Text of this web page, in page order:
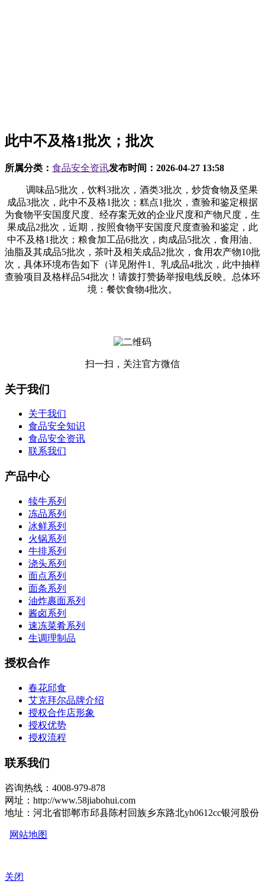
此中不及格1批次；批次
所属分类： 食品安全资讯发布时间： 2026-04-27 13:58
调味品5批次，饮料3批次，酒类3批次，炒货食物及坚果
成品3批次，此中不及格1批次；糕点1批次，查验和鉴定根据
为食物平安国度尺度、经存案无效的企业尺度和产物尺度，生
果成品2批次，近期，按照食物平安国度尺度查验和鉴定，此
中不及格1批次；粮食加工品6批次，肉成品5批次，食用油、
油脂及其成品5批次，茶叶及相关成品2批次，食用农产物10批
次，具体环境布告如下（详见附件1、乳成品4批次，此中抽样
查验项目及格样品54批次！请拨打赞扬举报电线反映。总体环
境：餐饮食物4批次。
扫一扫，关注官方微信
关于我们
关于我们
食品安全知识
食品安全资讯
联系我们
产品中心
犊牛系列
冻品系列
冰鲜系列
火锅系列
牛排系列
浇头系列
面点系列
面条系列
油炸裹面系列
酱卤系列
速冻菜肴系列
生调理制品
授权合作
春花邱食
艾克拜尔品牌介绍
授权合作店形象
授权优势
授权流程
联系我们
咨询热线：4008-979-878
网址：http://www.58jiabohui.com
地址：河北省邯郸市邱县陈村回族乡东路北yh0612cc银河股份
网站地图
关闭